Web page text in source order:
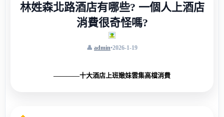
林姓森北路酒店有哪些? 一個人上酒店
消費很奇怪嗎?
admin•2026-1-19
————十大酒店上班嫩妹雲集高檔消費